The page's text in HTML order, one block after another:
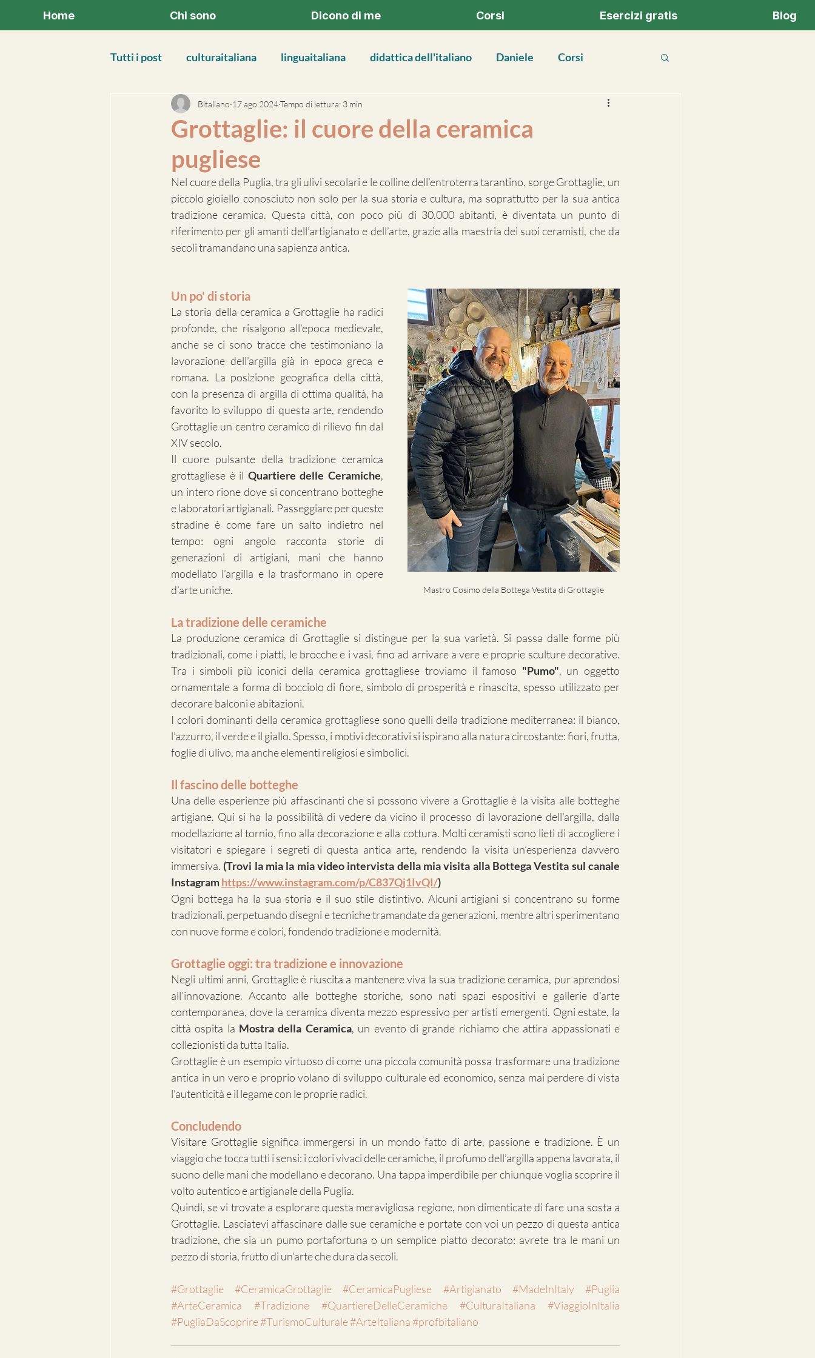
Home Chi sono Dicono di me Corsi Esercizi gratis Blog
Tutti i post culturaitaliana linguaitaliana didattica dell'italiano Daniele Corsi
Grottaglie: il cuore della ceramica
pugliese
Bitaliano 17 ago 2024Tempo di lettura: 3 min
Nel cuore della Puglia, tra gli ulivi secolari e le colline dell’entroterra tarantino, sorge Grottaglie, un
piccolo gioiello conosciuto non solo per la sua storia e cultura, ma soprattutto per la sua antica
tradizione ceramica. Questa città, con poco più di 30.000 abitanti, è diventata un punto di
riferimento per gli amanti dell’artigianato e dell’arte, grazie alla maestria dei suoi ceramisti, che da
secoli tramandano una sapienza antica.
Mastro Cosimo della Bottega Vestita di Grottaglie
Un po' di storia
La storia della ceramica a Grottaglie ha radici
profonde, che risalgono all’epoca medievale,
anche se ci sono tracce che testimoniano la
lavorazione dell’argilla già in epoca greca e
romana. La posizione geografica della città,
con la presenza di argilla di ottima qualità, ha
favorito lo sviluppo di questa arte, rendendo
Grottaglie un centro ceramico di rilievo fin dal
XIV secolo.
Il cuore pulsante della tradizione ceramica
grottagliese è il Quartiere delle Ceramiche,
un intero rione dove si concentrano botteghe
e laboratori artigianali. Passeggiare per queste
stradine è come fare un salto indietro nel
tempo: ogni angolo racconta storie di
generazioni di artigiani, mani che hanno
modellato l’argilla e la trasformano in opere
d’arte uniche.
La tradizione delle ceramiche
La produzione ceramica di Grottaglie si distingue per la sua varietà. Si passa dalle forme più
tradizionali, come i piatti, le brocche e i vasi, fino ad arrivare a vere e proprie sculture decorative.
Tra i simboli più iconici della ceramica grottagliese troviamo il famoso "Pumo", un oggetto
ornamentale a forma di bocciolo di fiore, simbolo di prosperità e rinascita, spesso utilizzato per
decorare balconi e abitazioni.
I colori dominanti della ceramica grottagliese sono quelli della tradizione mediterranea: il bianco,
l’azzurro, il verde e il giallo. Spesso, i motivi decorativi si ispirano alla natura circostante: fiori, frutta,
foglie di ulivo, ma anche elementi religiosi e simbolici.
Il fascino delle botteghe
Una delle esperienze più affascinanti che si possono vivere a Grottaglie è la visita alle botteghe
artigiane. Qui si ha la possibilità di vedere da vicino il processo di lavorazione dell’argilla, dalla
modellazione al tornio, fino alla decorazione e alla cottura. Molti ceramisti sono lieti di accogliere i
visitatori e spiegare i segreti di questa antica arte, rendendo la visita un’esperienza davvero
immersiva. (Trovi la mia la mia video intervista della mia visita alla Bottega Vestita sul canale
Instagramhttps://www.instagram.com/p/C837Qj1IvQI/)
Ogni bottega ha la sua storia e il suo stile distintivo. Alcuni artigiani si concentrano su forme
tradizionali, perpetuando disegni e tecniche tramandate da generazioni, mentre altri sperimentano
con nuove forme e colori, fondendo tradizione e modernità.
Grottaglie oggi: tra tradizione e innovazione
Negli ultimi anni, Grottaglie è riuscita a mantenere viva la sua tradizione ceramica, pur aprendosi
all’innovazione. Accanto alle botteghe storiche, sono nati spazi espositivi e gallerie d’arte
contemporanea, dove la ceramica diventa mezzo espressivo per artisti emergenti. Ogni estate, la
città ospita la Mostra della Ceramica, un evento di grande richiamo che attira appassionati e
collezionisti da tutta Italia.
Grottaglie è un esempio virtuoso di come una piccola comunità possa trasformare una tradizione
antica in un vero e proprio volano di sviluppo culturale ed economico, senza mai perdere di vista
l’autenticità e il legame con le proprie radici.
Concludendo
Visitare Grottaglie significa immergersi in un mondo fatto di arte, passione e tradizione. È un
viaggio che tocca tutti i sensi: i colori vivaci delle ceramiche, il profumo dell’argilla appena lavorata, il
suono delle mani che modellano e decorano. Una tappa imperdibile per chiunque voglia scoprire il
volto autentico e artigianale della Puglia.
Quindi, se vi trovate a esplorare questa meravigliosa regione, non dimenticate di fare una sosta a
Grottaglie. Lasciatevi affascinare dalle sue ceramiche e portate con voi un pezzo di questa antica
tradizione, che sia un pumo portafortuna o un semplice piatto decorato: avrete tra le mani un
pezzo di storia, frutto di un’arte che dura da secoli.
#Grottaglie #CeramicaGrottaglie #CeramicaPugliese #Artigianato #MadeInItaly
#Puglia
#ArteCeramica
#Tradizione #QuartiereDelleCeramiche #CulturaItaliana
#ViaggioInItalia
#PugliaDaScoprire#TurismoCulturale#ArteItaliana #profbitaliano